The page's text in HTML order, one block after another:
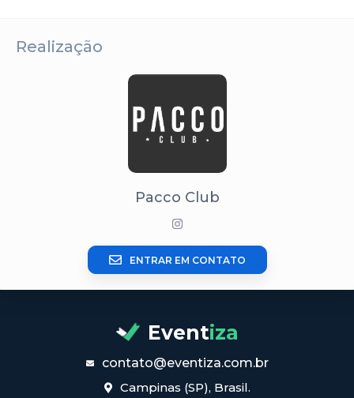
Realização
Pacco Club
ENTRAR EM CONTATO
Eventiza
contato@eventiza.com.br
Campinas (SP), Brasil.